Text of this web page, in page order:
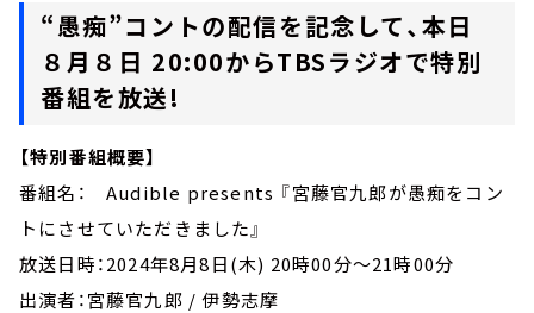
“愚痴”コントの配信を記念して、本日
８月８日 20:00からTBSラジオで特別
番組を放送!
【特別番組概要】
番組名： Audible presents 『宮藤官九郎が愚痴をコン
トにさせていただきました』
放送日時：2024年8月8日(木) 20時00分～21時00分
出演者：宮藤官九郎 / 伊勢志摩